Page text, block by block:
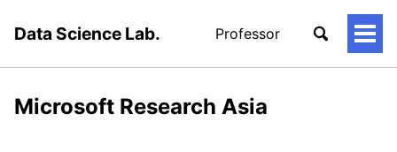
Data Science Lab. Professor
토
Microsoft Research Asia